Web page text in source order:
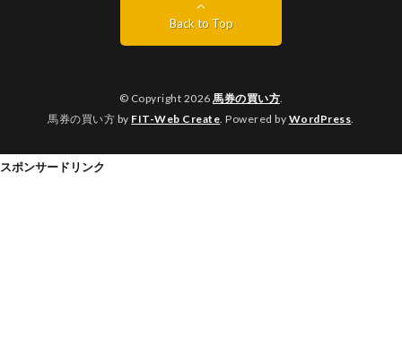
Back to Top
© Copyright 2026 馬券の買い方
馬券の買い方 by FIT-Web Create . Powered by WordPress
スポンサードリンク